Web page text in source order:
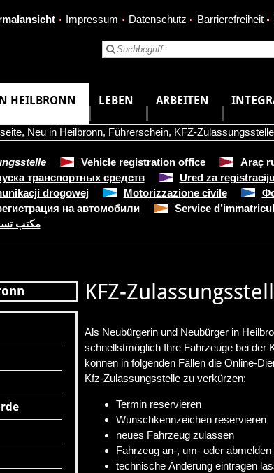
Impressum Datenschutz Barrierefreiheit
HEILBRONN LEBEN ARBEITEN
, Neu in Heilbronn, Führerschein, KFZ-Zulassungsstelle
Vehicle registration office
Araç
транспортных средств
Ured za
drogowej
Motorizzazione civile
на автомобили
Service
مكتب
KFZ-
Als Neubürgerin und Neubürger in
schnellstmöglich Ihre Fahrzeuge bei der
können in folgenden Fällen die Online-
Kfz-Zulassungsstelle zu verkürzen:
Termin reservieren
Wunschkennzeichen reservieren
neues Fahrzeug zulassen
Fahrzeug an-, um- oder
technische Änderung eintragen